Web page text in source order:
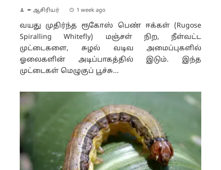
✒ ஆசிரியர் 1 week ago
வயது முதிர்ந்த ரூகோஸ் பெண் ஈக்கள் (Rugose
Spiralling Whitefly) மஞ்சள் நிற, நீள்வட்ட
முட்டைகளை, சுழல் வடிவ அமைப்புகளில்
ஓலைகளின் அடிப்பாகத்தில் இடும். இந்த
முட்டைகள் மெழுகுப் பூச்சு...